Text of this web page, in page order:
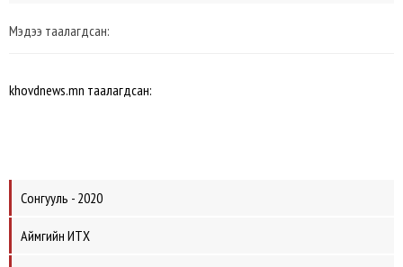
Мэдээ таалагдсан:
khovdnews.mn таалагдсан:
Сонгууль - 2020
Аймгийн ИТХ